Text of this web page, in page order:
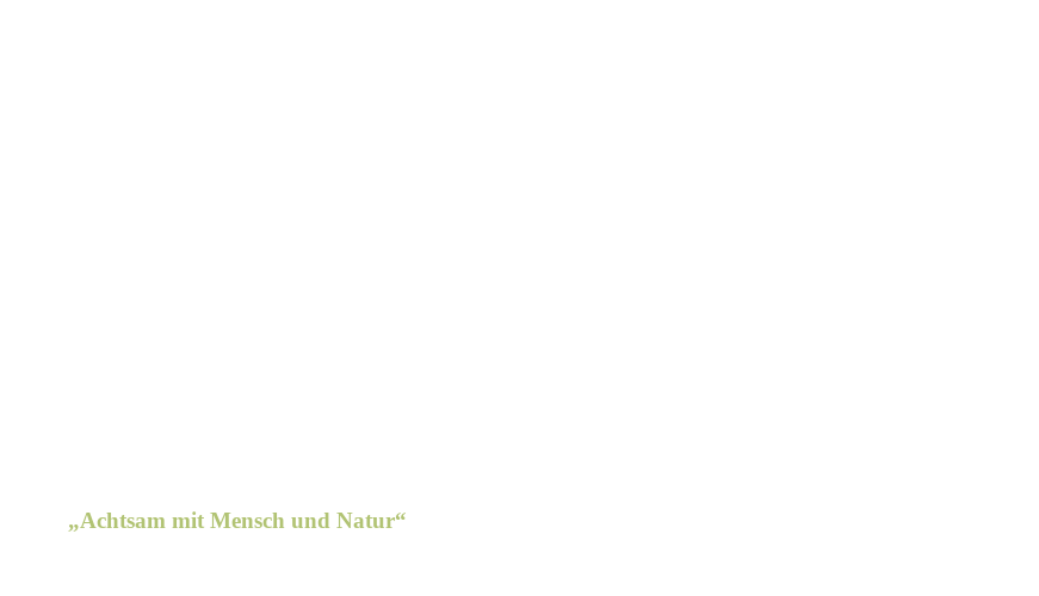
„Achtsam mit Mensch und Natur“